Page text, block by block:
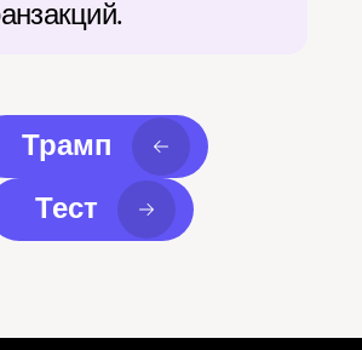
Трамп
Тест